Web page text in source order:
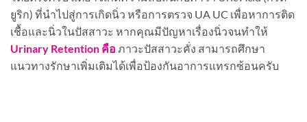
ยูริก) ที่นำไปสู่การเกิดนิ่ว หรือการตรวจ UA UC เพื่อหาการติด
เชื้อและนิ่วในปัสสาวะ หากคุณมีปัญหาเรื่องนิ่วจนทำให้
Urinary Retention คือ ภาวะปัสสาวะคั่ง สามารถศึกษา
แนวทางรักษาเพิ่มเติมได้เพื่อป้องกันอาการแทรกซ้อนครับ